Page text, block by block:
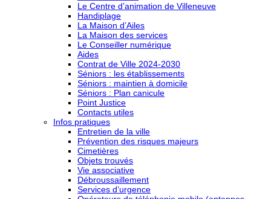
Le Centre d’animation de Villeneuve
Handiplage
La Maison d’Ailes
La Maison des services
Le Conseiller numérique
Aides
Contrat de Ville 2024-2030
Séniors : les établissements
Séniors : maintien à domicile
Séniors : Plan canicule
Point Justice
Contacts utiles
Infos pratiques
Entretien de la ville
Prévention des risques majeurs
Cimetières
Objets trouvés
Vie associative
Débroussaillement
Services d’urgence